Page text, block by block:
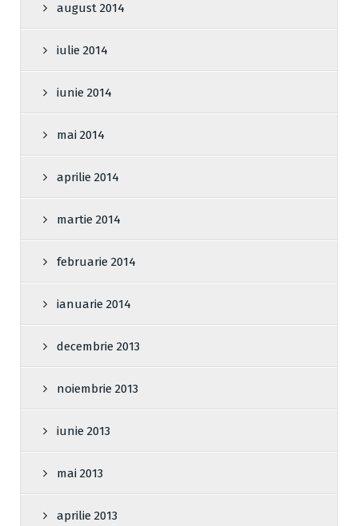
august 2014
iulie 2014
iunie 2014
mai 2014
aprilie 2014
martie 2014
februarie 2014
ianuarie 2014
decembrie 2013
noiembrie 2013
iunie 2013
mai 2013
aprilie 2013